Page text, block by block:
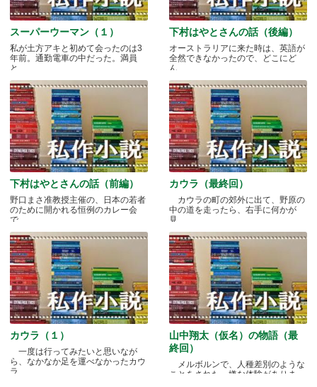
スーパーウーマン（１）
私が土方アキと初めて会ったのは3
年前。通勤電車の中だった。満員
と.....
下村はやとさんの話（後編）
オーストラリアに来た時は、英語が
全然できなかったので、どこにど
ん.....
下村はやとさんの話（前編）
野口まさ准教授主催の、日本の若者
のために開かれる恒例のカレー会
で.....
カウラ（最終回）
カウラの町の郊外に出て、野原の
中の道を走ったら、右手に何かが
見.....
カウラ（１）
一度は行ってみたいと思いなが
ら、なかなか足を運べなかったカウ
ラ.....
山中翔太（仮名）の物語（最
終回）
メルボルンで、人種差別のような
ことをされた、嫌な体験がありま